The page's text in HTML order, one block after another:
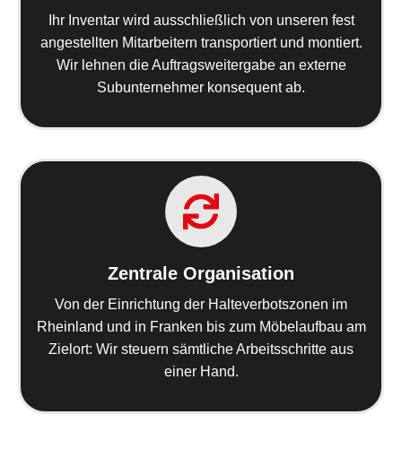
Ihr Inventar wird ausschließlich von unseren fest
angestellten Mitarbeitern transportiert und montiert.
Wir lehnen die Auftragsweitergabe an externe
Subunternehmer konsequent ab.
Zentrale Organisation
Von der Einrichtung der Halteverbotszonen im
Rheinland und in Franken bis zum Möbelaufbau am
Zielort: Wir steuern sämtliche Arbeitsschritte aus
einer Hand.